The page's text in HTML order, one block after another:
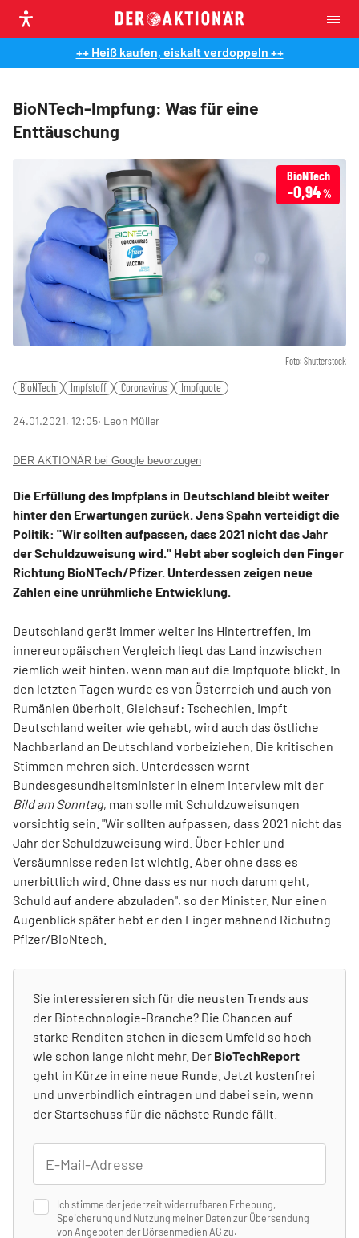
++ Heiß kaufen, eiskalt verdoppeln ++
BioNTech-Impfung: Was für eine
Enttäuschung
Foto: Shutterstock
BioNTech
-0,94%
BioNTech Impfstoff Coronavirus Impfquote
24.01.2021, 12:05‧ Leon Müller
DER AKTIONÄR bei Google bevorzugen
Die Erfüllung des Impfplans in Deutschland bleibt weiter
hinter den Erwartungen zurück. Jens Spahn verteidigt die
Politik: "Wir sollten aufpassen, dass 2021 nicht das Jahr
der Schuldzuweisung wird." Hebt aber sogleich den Finger
Richtung BioNTech/Pfizer. Unterdessen zeigen neue
Zahlen eine unrühmliche Entwicklung.
Deutschland gerät immer weiter ins Hintertreffen. Im
innereuropäischen Vergleich liegt das Land inzwischen
ziemlich weit hinten, wenn man auf die Impfquote blickt. In
den letzten Tagen wurde es von Österreich und auch von
Rumänien überholt. Gleichauf: Tschechien. Impft
Deutschland weiter wie gehabt, wird auch das östliche
Nachbarland an Deutschland vorbeiziehen. Die kritischen
Stimmen mehren sich. Unterdessen warnt
Bundesgesundheitsminister in einem Interview mit der
Bild am Sonntag, man solle mit Schuldzuweisungen
vorsichtig sein. "Wir sollten aufpassen, dass 2021 nicht das
Jahr der Schuldzuweisung wird. Über Fehler und
Versäumnisse reden ist wichtig. Aber ohne dass es
unerbittlich wird. Ohne dass es nur noch darum geht,
Schuld auf andere abzuladen", so der Minister. Nur einen
Augenblick später hebt er den Finger mahnend Richutng
Pfizer/BioNtech.
Sie interessieren sich für die neusten Trends aus
der Biotechnologie-Branche? Die Chancen auf
starke Renditen stehen in diesem Umfeld so hoch
wie schon lange nicht mehr. Der BioTechReport
geht in Kürze in eine neue Runde. Jetzt kostenfrei
und unverbindlich eintragen und dabei sein, wenn
der Startschuss für die nächste Runde fällt.
Ich stimme der jederzeit widerrufbaren Erhebung,
Speicherung und Nutzung meiner Daten zur Übersendung
von Angeboten der Börsenmedien AG zu.